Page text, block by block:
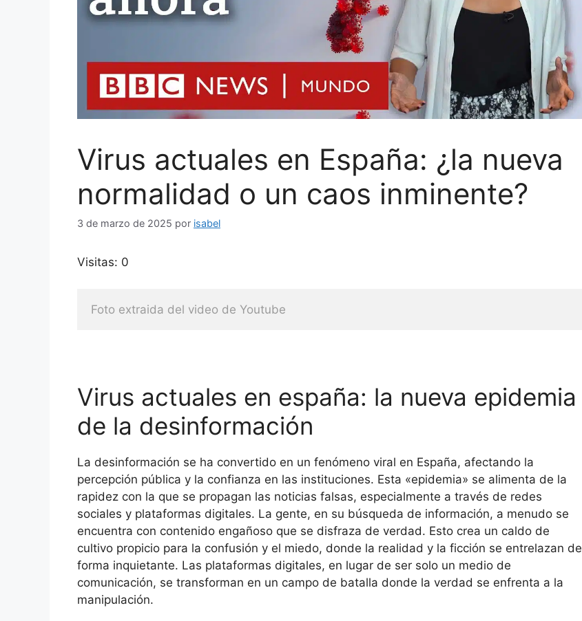
Virus actuales en España: ¿la nueva
normalidad o un caos inminente?
3 de marzo de 2025 por isabel
Visitas: 0
Foto extraida del video de Youtube
Virus actuales en españa: la nueva epidemia
de la desinformación
La desinformación se ha convertido en un fenómeno viral en España, afectando la
percepción pública y la confianza en las instituciones. Esta «epidemia» se alimenta de la
rapidez con la que se propagan las noticias falsas, especialmente a través de redes
sociales y plataformas digitales. La gente, en su búsqueda de información, a menudo se
encuentra con contenido engañoso que se disfraza de verdad. Esto crea un caldo de
cultivo propicio para la confusión y el miedo, donde la realidad y la ficción se entrelazan de
forma inquietante. Las plataformas digitales, en lugar de ser solo un medio de
comunicación, se transforman en un campo de batalla donde la verdad se enfrenta a la
manipulación.